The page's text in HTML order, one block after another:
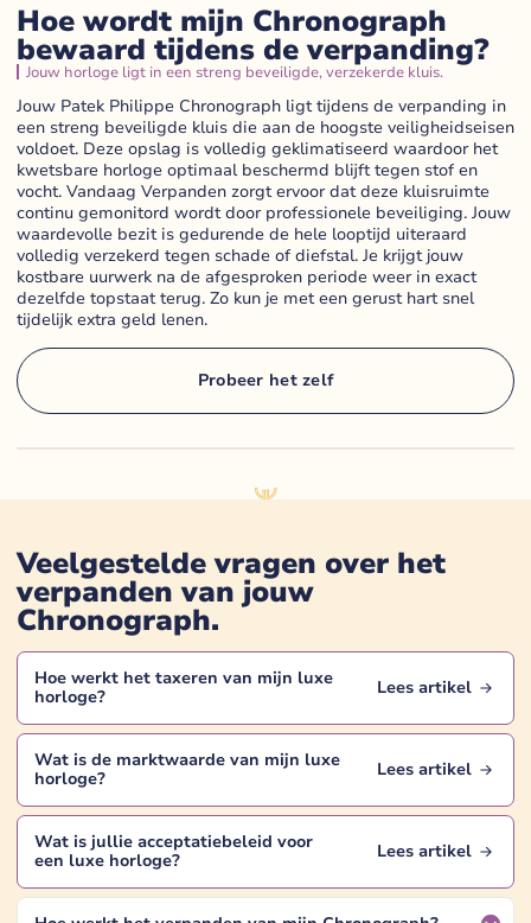
Hoe wordt mijn Chronograph
bewaard tijdens de verpanding?
Jouw horloge ligt in een streng beveiligde, verzekerde kluis.
Jouw Patek Philippe Chronograph ligt tijdens de verpanding in
een streng beveiligde kluis die aan de hoogste veiligheidseisen
voldoet. Deze opslag is volledig geklimatiseerd waardoor het
kwetsbare horloge optimaal beschermd blijft tegen stof en
vocht. Vandaag Verpanden zorgt ervoor dat deze kluisruimte
continu gemonitord wordt door professionele beveiliging. Jouw
waardevolle bezit is gedurende de hele looptijd uiteraard
volledig verzekerd tegen schade of diefstal. Je krijgt jouw
kostbare uurwerk na de afgesproken periode weer in exact
dezelfde topstaat terug. Zo kun je met een gerust hart snel
tijdelijk extra geld lenen.
Probeer het zelf
Veelgestelde vragen over het
verpanden van jouw
Chronograph.
Hoe werkt het taxeren van mijn luxe
horloge? Lees artikel
Wat is de marktwaarde van mijn luxe
horloge? Lees artikel
Wat is jullie acceptatiebeleid voor
een luxe horloge? Lees artikel